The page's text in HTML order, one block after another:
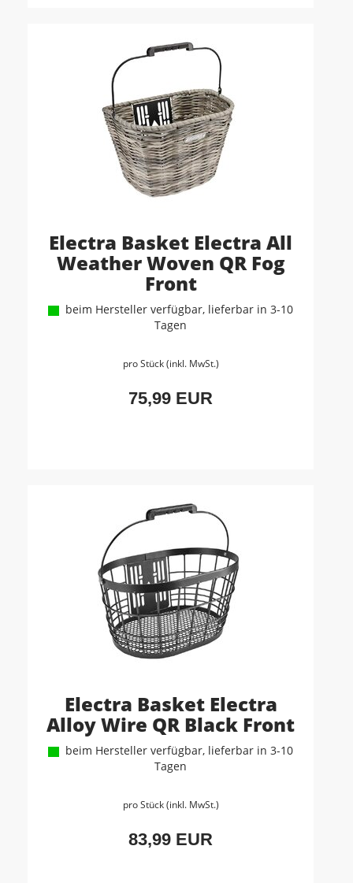
Electra Basket Electra All
Weather Woven QR Fog
Front
beim Hersteller verfügbar, lieferbar in 3-10
Tagen
pro Stück (inkl. MwSt.)
75,99 EUR
Electra Basket Electra
Alloy Wire QR Black Front
beim Hersteller verfügbar, lieferbar in 3-10
Tagen
pro Stück (inkl. MwSt.)
83,99 EUR